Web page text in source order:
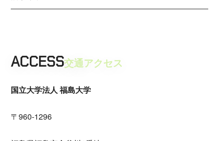
ACCESS交通アクセス
国立大学法人 福島大学
〒960-1296